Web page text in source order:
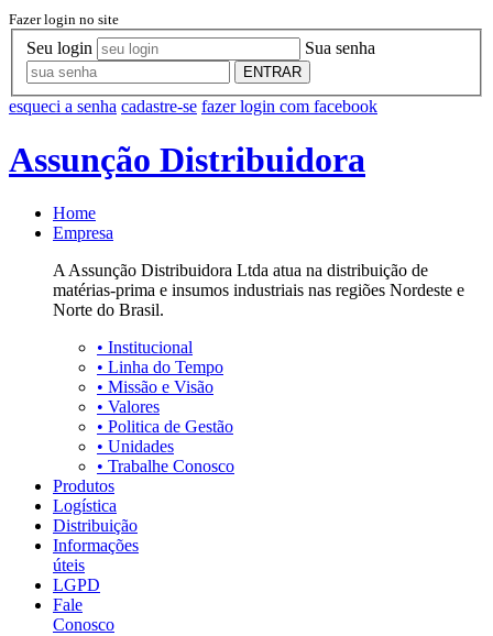
Fazer login no site
Seu login Sua senha
ENTRAR
esqueci a senha cadastre-se fazer login com facebook
Assunção Distribuidora
Home
Empresa
A Assunção Distribuidora Ltda atua na distribuição de
matérias-prima e insumos industriais nas regiões Nordeste e
Norte do Brasil.
• Institucional
• Linha do Tempo
• Missão e Visão
• Valores
• Politica de Gestão
• Unidades
• Trabalhe Conosco
Produtos
Logística
Distribuição
Informações
úteis
LGPD
Fale
Conosco